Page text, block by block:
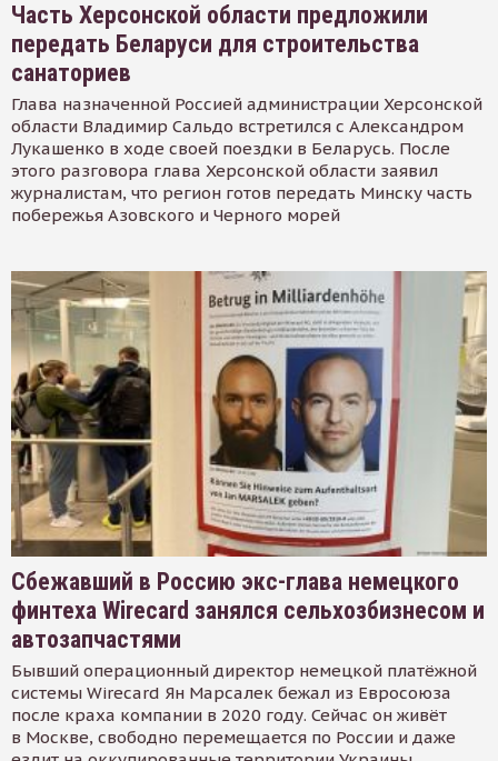
Часть Херсонской области предложили
передать Беларуси для строительства
санаториев
Глава назначенной Россией администрации Херсонской
области Владимир Сальдо встретился с Александром
Лукашенко в ходе своей поездки в Беларусь. После
этого разговора глава Херсонской области заявил
журналистам, что регион готов передать Минску часть
побережья Азовского и Черного морей
Сбежавший в Россию экс-глава немецкого
финтеха Wirecard занялся сельхозбизнесом и
автозапчастями
Бывший операционный директор немецкой платёжной
системы Wirecard Ян Марсалек бежал из Евросоюза
после краха компании в 2020 году. Сейчас он живёт
в Москве, свободно перемещается по России и даже